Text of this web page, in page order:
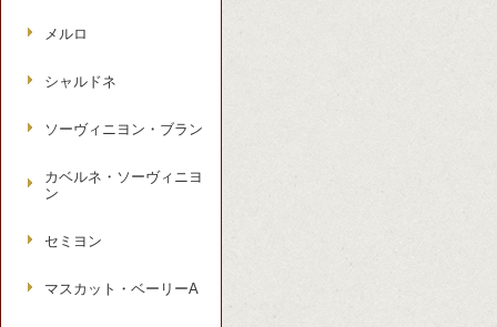
メルロ
シャルドネ
ソーヴィニヨン・ブラン
カベルネ・ソーヴィニヨ
ン
セミヨン
マスカット・ベーリーA